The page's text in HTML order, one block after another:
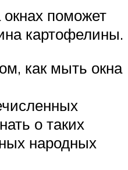
поможет
картофелины.
как мыть окна
о таких
народных